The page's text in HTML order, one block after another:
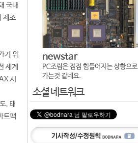
국내
제조
기 위
세계
시
, 태
트팩
newstar
PC조립은 점점 힘들어지는 상황으로
가는것 같네요.
소셜 네트워크